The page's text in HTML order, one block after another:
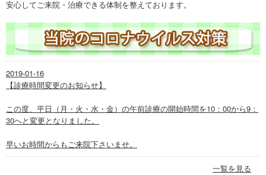
安心してご来院・治療できる体制を整えております。
2019-01-16
【診療時間変更のお知らせ】
この度、平日（月・火・水・金）の午前診療の開始時間を10：00から9：
30へと変更となりました。
早いお時間からもご来院下さいませ。
一覧を見る